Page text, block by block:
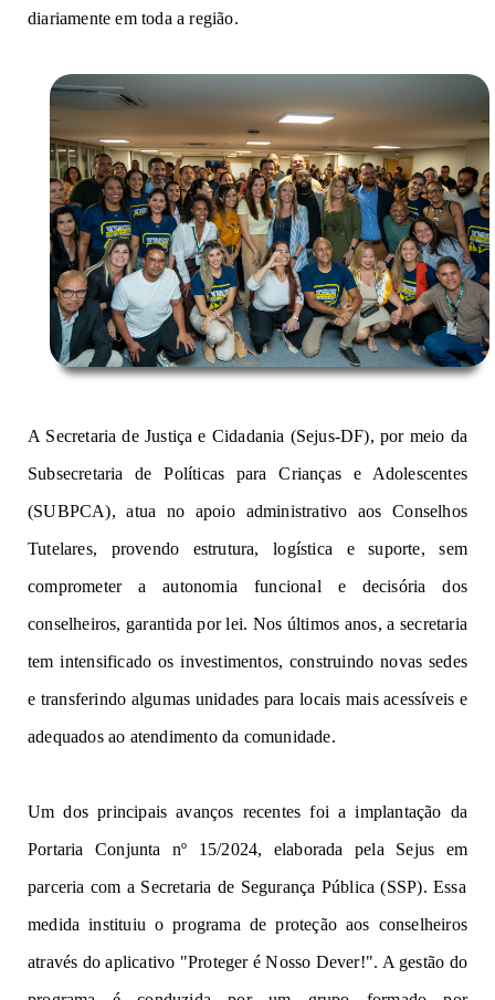
diariamente em toda a região.
A Secretaria de Justiça e Cidadania (Sejus-DF), por meio da
Subsecretaria de Políticas para Crianças e Adolescentes
(SUBPCA), atua no apoio administrativo aos Conselhos
Tutelares, provendo estrutura, logística e suporte, sem
comprometer a autonomia funcional e decisória dos
conselheiros, garantida por lei. Nos últimos anos, a secretaria
tem intensificado os investimentos, construindo novas sedes
e transferindo algumas unidades para locais mais acessíveis e
adequadosao atendimento da comunidade.
Um dosprincipais avanços recentes foiaimplantação da
Portaria Conjunta nº 15/2024, elaborada pela Sejus em
parceria com a Secretaria de Segurança Pública (SSP). Essa
medida instituiuo programa de proteção aos conselheiros
através do aplicativo "Proteger é Nosso Dever!". A gestão do